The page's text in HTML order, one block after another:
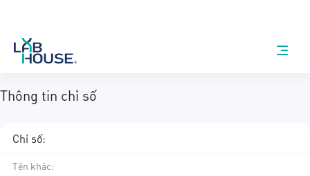
Thông tin chỉ số
Chỉ số:
Tên khác: